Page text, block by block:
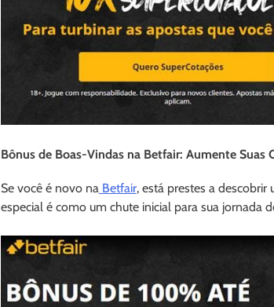
Bônus de Boas-Vindas na Betfair: Aumente Suas
Se você é novo na Betfair, está prestes a descobrir
especial é como um chute inicial para sua jornada